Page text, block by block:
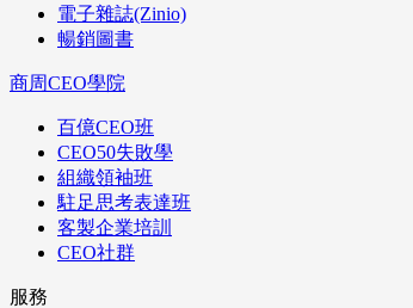
電子雜誌(Zinio)
暢銷圖書
商周CEO學院
百億CEO班
CEO50失敗學
組織領袖班
駐足思考表達班
客製企業培訓
CEO社群
服務